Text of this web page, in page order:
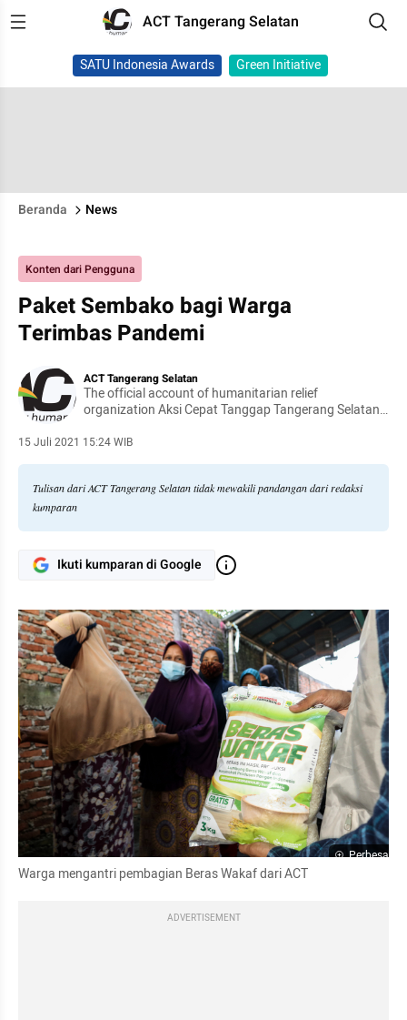
ACT Tangerang Selatan
SATU Indonesia Awards Green Initiative
Beranda News
Konten dari Pengguna
Paket Sembako bagi Warga
Terimbas Pandemi
ACT Tangerang Selatan
The official account of humanitarian relief
organization Aksi Cepat Tanggap Tangerang Selatan.
Facebook: Aksi Cepat Tanggap Tangerang Selatan.
15 Juli 2021 15:24 WIB
Tulisan dari ACT Tangerang Selatan tidak mewakili pandangan dari redaksi
kumparan
Ikuti kumparan di Google
Perbesar
Warga mengantri pembagian Beras Wakaf dari ACT
ADVERTISEMENT